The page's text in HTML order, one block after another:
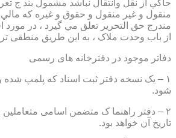
حاكي از نقل وانتقال نباشد مشمول بند ج
منقول و غير منقول و حقوق و غيره كه
مندرج حق التحرير تعلق مي گيرد ، در مورد
از باب وحدت ملاک ، به این طریق منطقی
دفاتر موجود در دفترخانه های رسمی
۱ – یک نسخه دفتر ثبت اسناد که پلمپ شده
شود.
۲ – دفتر راهنما ک متضمن اسامی
تاریخ آن خواهد بود.